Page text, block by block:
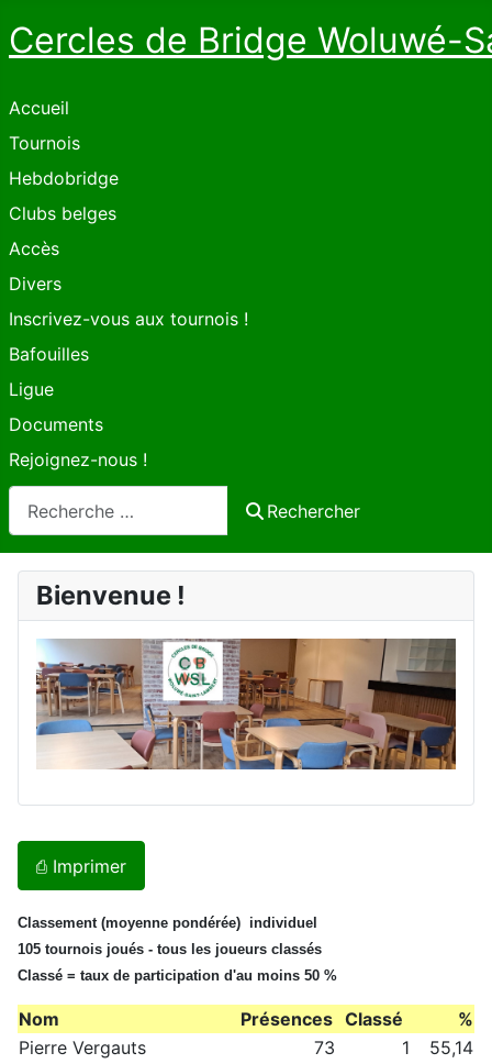
Cercles de Bridge Woluwé-
Accueil
Tournois
Hebdobridge
Clubs belges
Accès
Divers
Inscrivez-vous aux tournois !
Bafouilles
Ligue
Documents
Rejoignez-nous !
Rechercher
Bienvenue !
⎙ Imprimer
Classement (moyenne pondérée) individuel
105 tournois joués - tous les joueurs classés
Classé = taux de participation d'au moins 50 %
Nom Présences Classé
%
Pierre Vergauts
73 1
55,14